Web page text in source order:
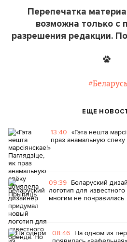
Перепечатка
возможна только с
разрешения редакции.
#Беларусь
ЕЩЕ
13:40 «Гэта нешта
праз анамальную
09:39 Беларуский
логотип для
многим не понравилась
08:46 На одном из